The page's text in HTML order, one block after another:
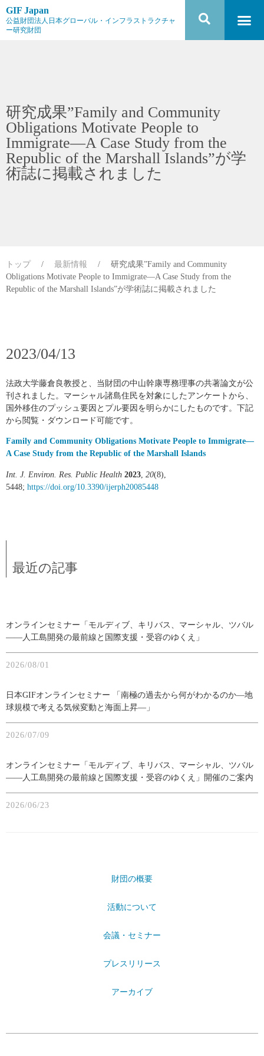
GIF Japan
公益財団法人日本グローバル・インフラストラクチャ
ー研究財団
研究成果”Family and Community
Obligations Motivate People to
Immigrate—A Case Study from the
Republic of the Marshall Islands”が学
術誌に掲載されました
トップ / 最新情報 / 研究成果”Family and Community
Obligations Motivate People to Immigrate—A Case Study from the
Republic of the Marshall Islands”が学術誌に掲載されました
2023/04/13
法政大学藤倉良教授と、当財団の中山幹康専務理事の共著論文が公
刊されました。マーシャル諸島住民を対象にしたアンケートから、
国外移住のプッシュ要因とプル要因を明らかにしたものです。下記
から閲覧・ダウンロード可能です。
Family and Community Obligations Motivate People to Immigrate—
A Case Study from the Republic of the Marshall Islands
Int. J. Environ. Res. Public Health 2023 20(8),
5448; https://doi.org/10.3390/ijerph20085448
最近の記事
オンラインセミナー「モルディブ、キリバス、マーシャル、ツバル
――人工島開発の最前線と国際支援・受容のゆくえ」
2026/08/01
日本GIFオンラインセミナー 「南極の過去から何がわかるのか―地
球規模で考える気候変動と海面上昇―」
2026/07/09
オンラインセミナー「モルディブ、キリバス、マーシャル、ツバル
――人工島開発の最前線と国際支援・受容のゆくえ」開催のご案内
2026/06/23
財団の概要
活動について
会議・セミナー
プレスリリース
アーカイブ